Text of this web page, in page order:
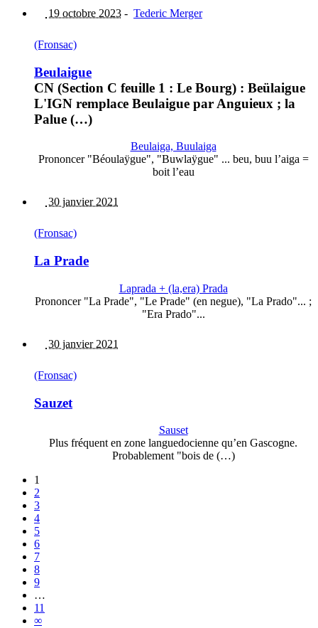
19 octobre 2023 - Tederic Merger
(Fronsac)
Beulaigue
CN (Section C feuille 1 : Le Bourg) : Beülaigue
L'IGN remplace Beulaigue par Anguieux ; la
Palue (…)
Beulaiga, Buulaiga
Prononcer "Béoulaÿgue", "Buwlaÿgue" ... beu, buu l’aiga =
boit l’eau
30 janvier 2021
(Fronsac)
La Prade
Laprada + (la,era) Prada
Prononcer "La Prade", "Le Prade" (en negue), "La Prado"... ;
"Era Prado"...
30 janvier 2021
(Fronsac)
Sauzet
Sauset
Plus fréquent en zone languedocienne qu’en Gascogne.
Probablement "bois de (…)
1
2
3
4
5
6
7
8
9
…
11
∞